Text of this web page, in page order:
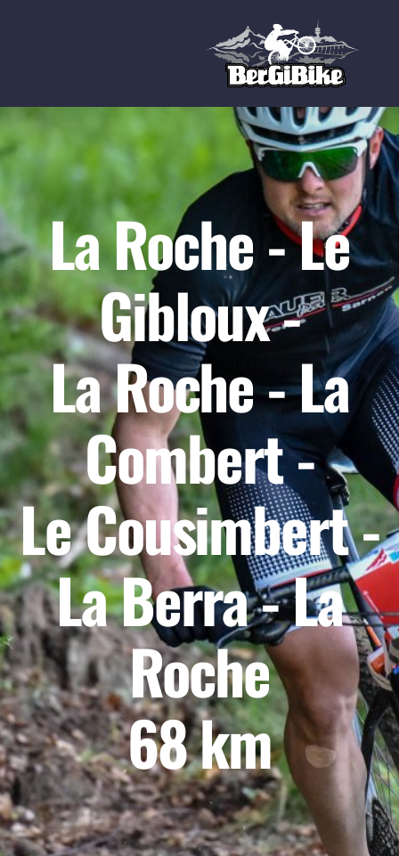
La Roche - Le
Gibloux -
La Roche - La
Combert -
Le Cousimbert -
La Berra - La
Roche
68 km
Berra Challenge - 68 Km
Gibloux Ride - 47 Km
Combert Tour - 25 Km
Frais d'inscription
Catégories
Règlement
Remise des dossards
Des questions ?
Remise des prix
Météo
Programme
Plan départ/arrivée
Camping-Car